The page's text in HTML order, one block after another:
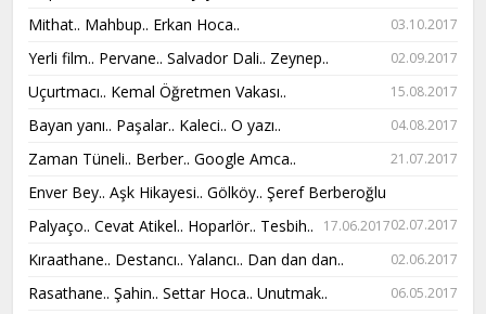
Mithat.. Mahbup.. Erkan Hoca..
03.10.2017
Yerli film.. Pervane.. Salvador Dali.. Zeynep.. 02.09.2017
Uçurtmacı.. Kemal Öğretmen Vakası.. 15.08.2017
Bayan yanı.. Paşalar.. Kaleci.. O yazı.. 04.08.2017
Zaman Tüneli.. Berber.. Google Amca.. 21.07.2017
Enver Bey.. Aşk Hikayesi.. Gölköy.. Şeref Berberoğlu
02.07.2017
Palyaço.. Cevat Atikel.. Hoparlör.. Tesbih.. 17.06.2017
Kıraathane.. Destancı.. Yalancı.. Dan dan dan.. 02.06.2017
Rasathane.. Şahin.. Settar Hoca.. Unutmak.. 06.05.2017